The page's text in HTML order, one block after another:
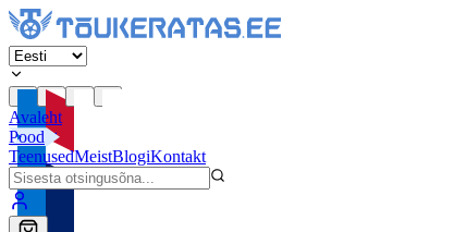
Avaleht
Pood
TeenusedMeistBlogiKontakt